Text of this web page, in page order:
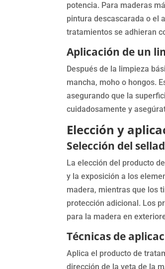
potencia. Para maderas
pintura descascarada o el
tratamientos se adhieran
Aplicación de un
Después de la limpieza
mancha, moho o hongos.
asegurando que la
cuidadosamente y
Elección y
Selección del
La elección del producto
y la exposición a los
madera, mientras que los
protección adicional. Los
para la madera en
Técnicas de
Aplica el producto de
dirección de la veta de la